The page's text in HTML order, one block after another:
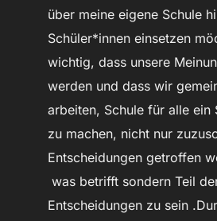
über meine eigene Schule
Schüler*innen einsetzen
wichtig, dass unsere
werden und dass wir
arbeiten, Schule für alle ein
zu machen, nicht nur
Entscheidungen getroffen
was betrifft sondern Teil
Entscheidungen zu sein